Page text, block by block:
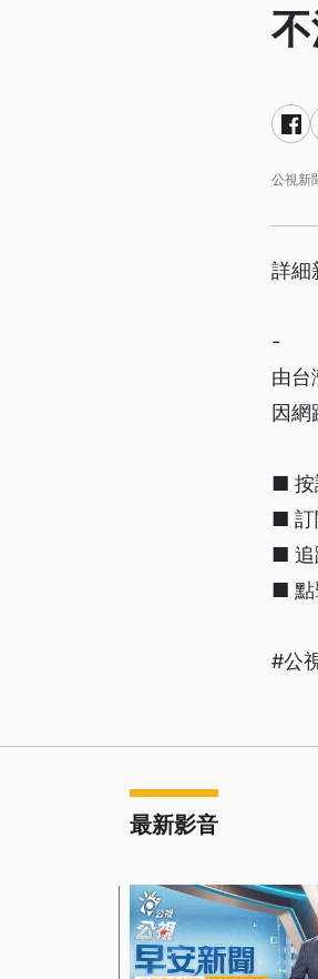
公視新
詳細
-
由台
因
■ 按
■ 訂
■ 追
■ 點
#公
最新影音